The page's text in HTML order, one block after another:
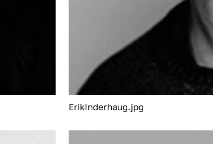
ErikInderhaug.jpg